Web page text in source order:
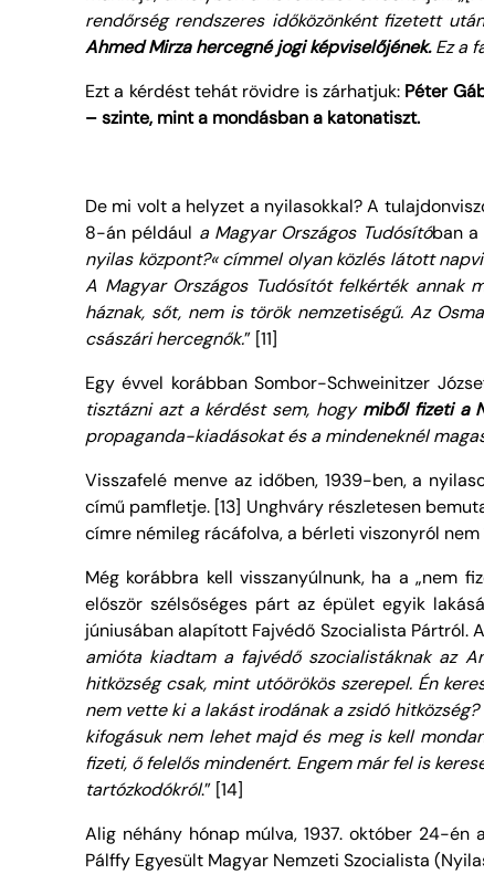
rendőrség rendszeres időközönként fizetett
Ahmed Mirza hercegné jogi képviselőjének.Ez a
Ezt a kérdést tehát rövidre is zárhatjuk: Péter
– szinte, mint a mondásban a katonatiszt.
De mi volt a helyzet a nyilasokkal? A
8-án például a Magyar Országos Tudósítóban a
nyilas központ?« címmel olyan közlés látott
A Magyar Országos Tudósítót felkérték annak
háznak, sőt, nem is török nemzetiségű. Az
császári hercegnők.” [11]
Egy évvel korábban Sombor-Schweinitzer
tisztázni azt a kérdést sem, hogy miből fizeti a
propaganda-kiadásokat és a mindeneknél
Visszafelé menve az időben, 1939-ben, a
című pamfletje. [13] Unghváry részletesen
címre némileg rácáfolva, a bérleti viszonyról
Még korábbra kell visszanyúlnunk, ha a „nem
először szélsőséges párt az épület egyik
júniusában alapított Fajvédő Szocialista Pártról.
amióta kiadtam a fajvédő szocialistáknak az
hitközség csak, mint utóörökös szerepel. Én
nem vette ki a lakást irodának a zsidó
kifogásuk nem lehet majd és meg is kell
fizeti, ő felelős mindenért. Engem már fel is
tartózkodókról.” [14]
Alig néhány hónap múlva, 1937. október 24-
Pálffy Egyesült Magyar Nemzeti Szocialista